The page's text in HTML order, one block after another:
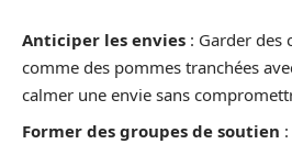
Anticiper les envies : Garder des
comme des pommes tranchées
calmer une envie sans
Former des groupes de soutien